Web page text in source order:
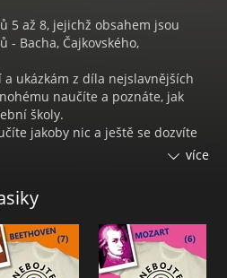
5 až 8, jejichž obsahem jsou
- Bacha, Čajkovského,
ukázkám z díla nejslavnějších
naučíte a poznáte, jak
školy.
jakoby nic a ještě se dozvíte
škola 5 - 8 - svět vážné hudby
Saša Rašilov v hudební škole
na této audioknize.
více